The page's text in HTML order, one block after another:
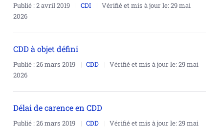
Publié :2 avril 2019 CDI Vérifié et mis à jour le:29 mai
2026
CDD à objet défini
Publié :26 mars 2019 CDD Vérifié et mis à jour le:29 mai
2026
Délai de carence en CDD
Publié :26 mars 2019 CDD Vérifié et mis à jour le:29 mai